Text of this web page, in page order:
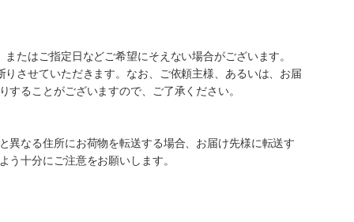
たはご指定日などご希望にそえない場合がございます。
させていただきます。なお、ご依頼主様、あるいは、お届
ることがございますので、ご了承ください。
異なる住所にお荷物を転送する場合、お届け先様に転送す
十分にご注意をお願いします。